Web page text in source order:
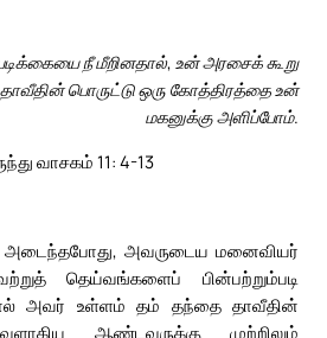
நீ மீறினதால், உன் அரசைக் கூறு
பொருட்டு ஒரு கோத்திரத்தை உன்
மகனுக்கு அளிப்போம்.
வாசகம் 11: 4-13
அடைந்தபோது, அவருடைய மனைவியர்
தெய்வங்களைப் பின்பற்றும்படி
அவர் உள்ளம் தம் தந்தை தாவீதின்
ஆண்டவருக்கு முற்றிலும்